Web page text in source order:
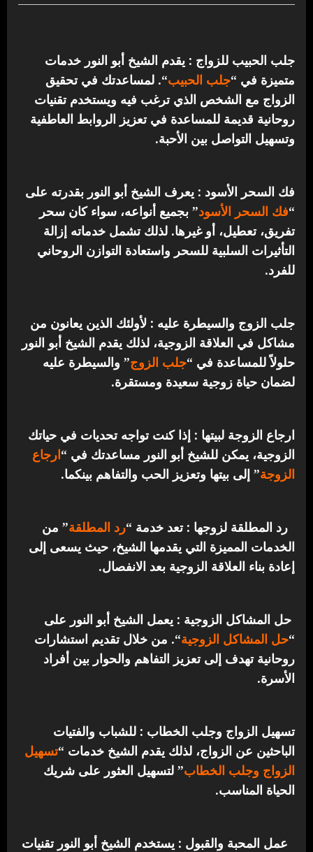
جلب الحبيب للزواج : يقدم الشيخ أبو النور خدمات
متميزة في “جلب الحبيب“. لمساعدتك في تحقيق
الزواج مع الشخص الذي ترغب فيه ويستخدم تقنيات
روحانية قديمة للمساعدة في تعزيز الروابط العاطفية
وتسهيل التواصل بين الأحبة.
فك السحر الأسود : يعرف الشيخ أبو النور بقدرته على
“فك السحر الأسود” بجميع أنواعه، سواء كان سحر
تفريق، تعطيل، أو غيرها. لذلك تشمل خدماته إزالة
التأثيرات السلبية للسحر واستعادة التوازن الروحاني
للفرد.
جلب الزوج والسيطرة عليه : لأولئك الذين يعانون من
مشاكل في العلاقة الزوجية، لذلك يقدم الشيخ أبو النور
حلولاً للمساعدة في “جلب الزوج” والسيطرة عليه
لضمان حياة زوجية سعيدة ومستقرة.
ارجاع الزوجة لبيتها : إذا كنت تواجه تحديات في حياتك
الزوجية، يمكن للشيخ أبو النور مساعدتك في “ارجاع
الزوجة” إلى بيتها وتعزيز الحب والتفاهم بينكما.
رد المطلقة لزوجها : تعد خدمة “رد المطلقة” من
الخدمات المميزة التي يقدمها الشيخ، حيث يسعى إلى
إعادة بناء العلاقة الزوجية بعد الانفصال.
حل المشاكل الزوجية : يعمل الشيخ أبو النور على
“حل المشاكل الزوجية“. من خلال تقديم استشارات
روحانية تهدف إلى تعزيز التفاهم والحوار بين أفراد
الأسرة.
تسهيل الزواج وجلب الخطاب : للشباب والفتيات
الباحثين عن الزواج، لذلك يقدم الشيخ خدمات “تسهيل
الزواج وجلب الخطاب” لتسهيل العثور على شريك
الحياة المناسب.
عمل المحبة والقبول : يستخدم الشيخ أبو النور تقنيات